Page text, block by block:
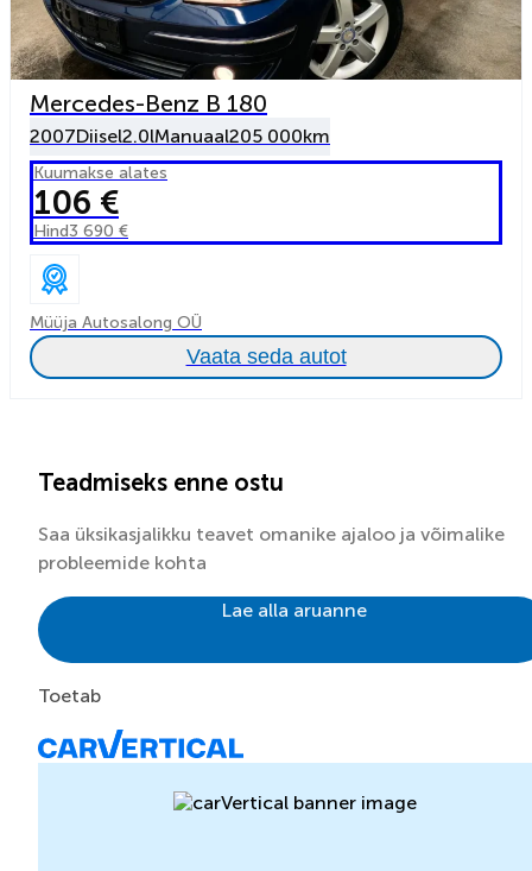
Mercedes-Benz B 180
2007Diisel2.0lManuaal205 000km
Kuumakse alates
106 €
Hind3 690 €
Müüja Autosalong OÜ
Vaata seda autot
Teadmiseks enne ostu
Saa üksikasjalikku teavet omanike ajaloo ja võimalike
probleemide kohta
Lae alla aruanne
Toetab